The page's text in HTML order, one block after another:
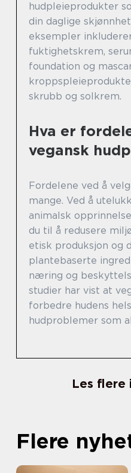
hudpleieprodukter
din daglige
eksempler
fuktighetskrem,
foundation og
skrubb og solkrem.
Hva er
vegansk
Fordelene ved å
mange. Ved å
animalsk
du til å redusere
etisk produksjon og
plantebaserte
næring og
studier har vist at
forbedre hudens
hudproblemer som
Les flere
Flere